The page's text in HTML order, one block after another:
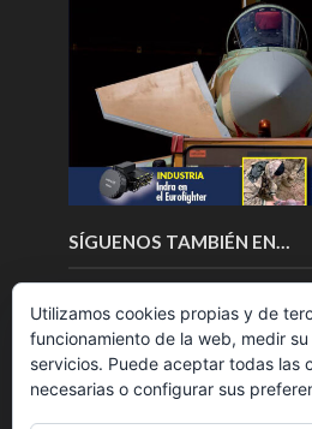
SÍGUENOS TAMBIÉN EN…
Utilizamos cookies propias y de
funcionamiento de la web, medir
servicios. Puede aceptar todas las
necesarias o configurar sus